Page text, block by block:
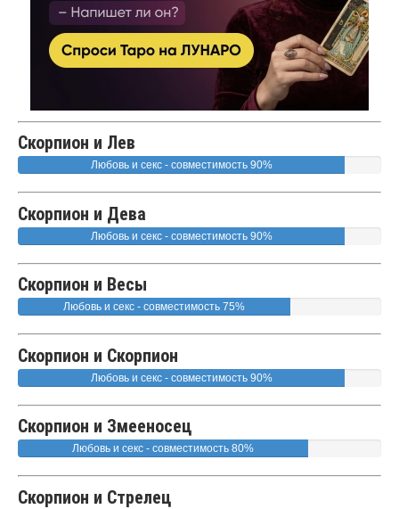
Скорпион и Лев
Любовь и секс - совместимость 90%
Скорпион и Дева
Любовь и секс - совместимость 90%
Скорпион и Весы
Любовь и секс - совместимость 75%
Скорпион и Скорпион
Любовь и секс - совместимость 90%
Скорпион и Змееносец
Любовь и секс - совместимость 80%
Скорпион и Стрелец